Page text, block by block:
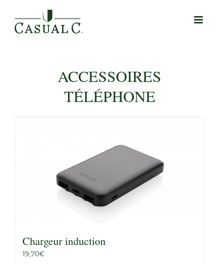
contenu
ACCESSOIRES
TÉLÉPHONE
Chargeur induction
19,70€